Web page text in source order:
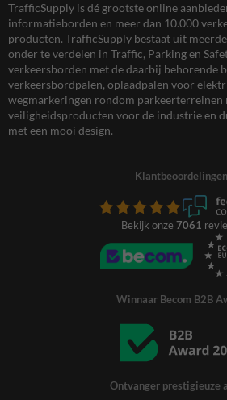
TrafficSupply is dé grootste online
informatieborden en meer dan 10.000
producten. TrafficSupply bestaat uit
onder te verdelen in Traffic, Parking en
verkeersborden met de daarbij behorende
verkeersbordpalen, oplaadpalen voor
wegmarkeringen rondom parkeerterreinen
veiligheidsproducten voor de industrie en
met een mooi design.
Klantbeoordelingen
Bekijk onze 7061
Winnaar Becom B2B
Ontvanger prestigieuze